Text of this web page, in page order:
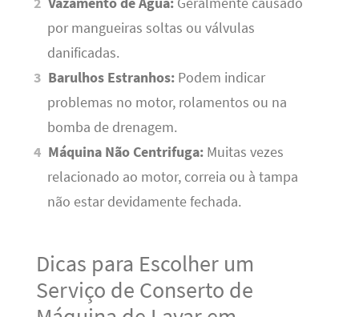
por mangueiras soltas ou válvulas
danificadas.
Barulhos Estranhos: Podem indicar
problemas no motor, rolamentos ou na
bomba de drenagem.
Máquina Não Centrifuga: Muitas vezes
relacionado ao motor, correia ou à tampa
não estar devidamente fechada.
Dicas para Escolher um
Serviço de Conserto de